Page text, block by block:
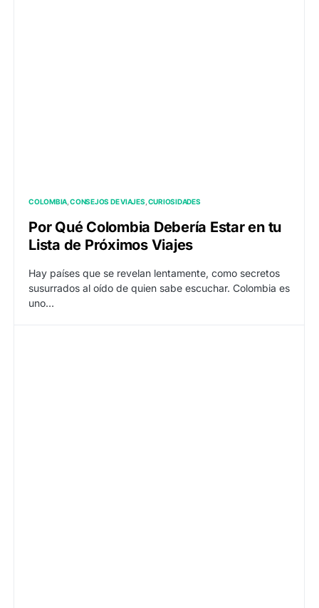
COLOMBIA CONSEJOS DE VIAJES CURIOSIDADES
Por Qué Colombia Debería Estar en tu
Lista de Próximos Viajes
Hay países que se revelan lentamente, como secretos
susurrados al oído de quien sabe escuchar. Colombia es
uno…